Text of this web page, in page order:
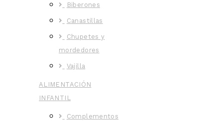
Biberones
Canastillas
Chupetes y
mordedores
Vajilla
ALIMENTACIÓN
INFANTIL
Complementos